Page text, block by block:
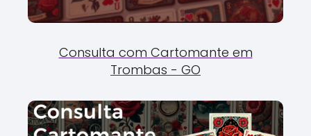
Consulta com Cartomante em
Trombas - GO